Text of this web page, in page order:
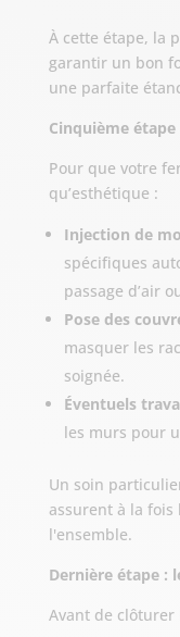
À cette étape, la
garantir un bon
une parfaite
Cinquième
Pour que votre
qu’esthétique :
Injection de
spécifiques
passage d’air
Pose des
masquer les
soignée.
Éventuels
les murs pour
Un soin
assurent à la
l'ensemble.
Dernière étape :
Avant de clôturer